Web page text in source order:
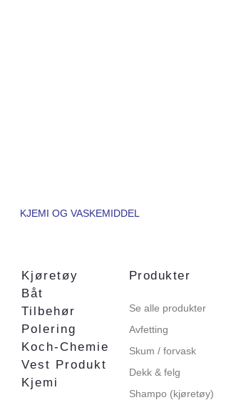
KJEMI OG VASKEMIDDEL
Kjøretøy
Båt
Tilbehør
Polering
Koch-Chemie
Vest Produkt
Kjemi
Produkter
Se alle produkter
Avfetting
Skum / forvask
Dekk & felg
Shampo (kjøretøy)